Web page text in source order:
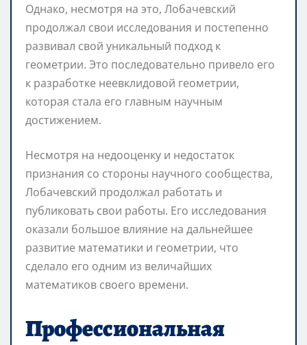
Однако, несмотря на это, Лобачевский
продолжал свои исследования и постепенно
развивал свой уникальный подход к
геометрии. Это последовательно привело его
к разработке неевклидовой геометрии,
которая стала его главным научным
достижением.
Несмотря на недооценку и недостаток
признания со стороны научного сообщества,
Лобачевский продолжал работать и
публиковать свои работы. Его исследования
оказали большое влияние на дальнейшее
развитие математики и геометрии, что
сделало его одним из величайших
математиков своего времени.
Профессиональная